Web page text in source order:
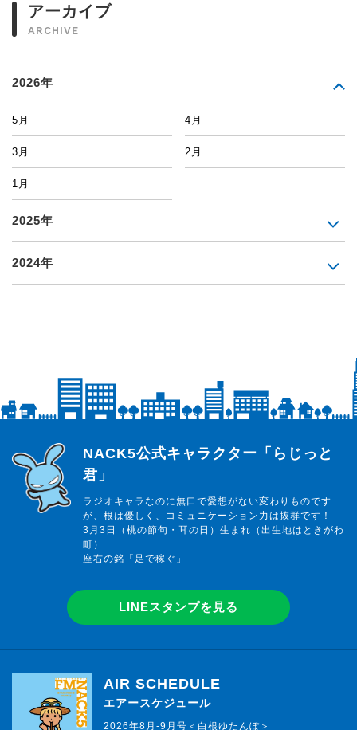
アーカイブ
ARCHIVE
2026年
5月 4月
3月 2月
1月
2025年
2024年
らじっと君
NACK5公式キャラクター「らじっと
君」
ラジオキャラなのに無口で愛想がない変わりものです
が、根は優しく、コミュニケーション力は抜群です！
3月3日（桃の節句・耳の日）生まれ（出生地はときがわ
町）
座右の銘「足で稼ぐ」
LINEスタンプを見る
AIR SCHEDULE
エアースケジュール
2026年8月-9月号＜白根ゆたんぽ＞